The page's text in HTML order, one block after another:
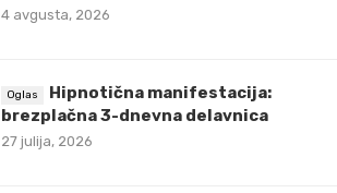
4 avgusta, 2026
Hipnotična manifestacija:
brezplačna 3-dnevna delavnica
27 julija, 2026